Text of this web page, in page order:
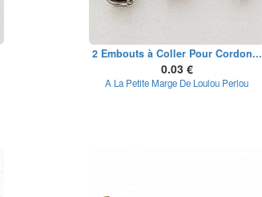
2 Embouts à Coller Pour Cordon...
0.03 €
A La Petite Marge De Loulou Perlou